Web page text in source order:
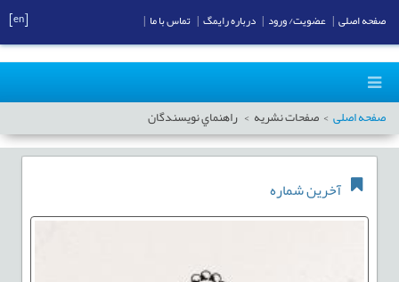
صفحه اصلی صفحات نشریه راهنماي نويسندگان
آخرین شماره
صفحه اصلی عضویت/ ورود درباره رایمگ تماس با ما